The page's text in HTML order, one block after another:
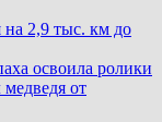
на 2,9 тыс. км до
освоила ролики
от